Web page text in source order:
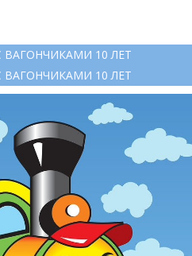
ВАГОНЧИКАМИ 10 ЛЕТ
ВАГОНЧИКАМИ 10 ЛЕТ